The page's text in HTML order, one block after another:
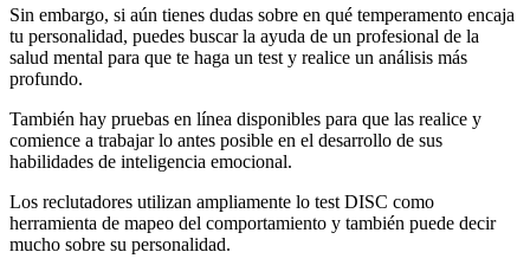
Sin embargo, si aún tienes dudas sobre en qué temperamento encaja
tu personalidad, puedes buscar la ayuda de un profesional de la
salud mental para que te haga un test y realice un análisis más
profundo.
También hay pruebas en línea disponibles para que las realice y
comience a trabajar lo antes posible en el desarrollo de sus
habilidades de inteligencia emocional.
Los reclutadores utilizan ampliamente lo test DISC como
herramienta de mapeo del comportamiento y también puede decir
mucho sobre su personalidad.